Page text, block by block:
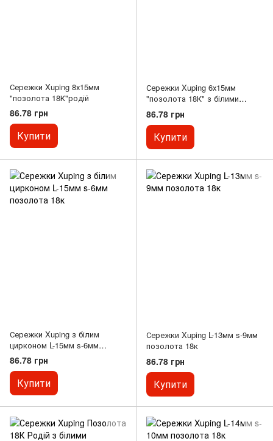
Сережки Xuping 8х15мм
"позолота 18К"родій
86.78 грн
Купити
Сережки Xuping 6х15мм
"позолота 18К" з білими
стразами
86.78 грн
Купити
Сережки Xuping з білим
цирконом L-15мм s-6мм
позолота 18к
86.78 грн
Купити
Сережки Xuping L-13мм s-9мм
позолота 18к
86.78 грн
Купити